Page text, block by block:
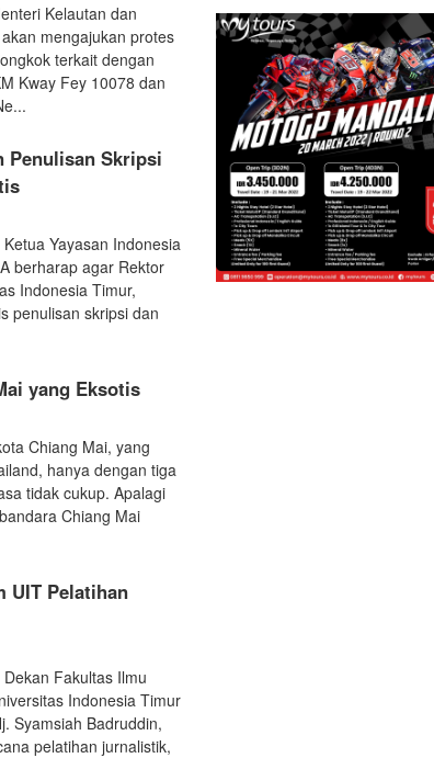
Kelautan dan
mengajukan protes
terkait dengan
Kway Fey 10078 dan
Penulisan Skripsi
Yayasan Indonesia
berharap agar Rektor
Indonesia Timur,
penulisan skripsi dan
yang Eksotis
Chiang Mai, yang
hanya dengan tiga
tidak cukup. Apalagi
Chiang Mai
UIT Pelatihan
Fakultas Ilmu
Indonesia Timur
Syamsiah Badruddin,
pelatihan jurnalistik,